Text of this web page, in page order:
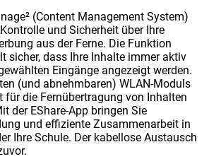
(Content Management System)
und Sicherheit über Ihre
aus der Ferne. Die Funktion
sicher, dass Ihre Inhalte immer aktiv
Eingänge angezeigt werden.
(und abnehmbaren) WLAN-Moduls
für die Fernübertragung von Inhalten
der EShare-App bringen Sie
und effiziente Zusammenarbeit in
Ihre Schule. Der kabellose Austausch